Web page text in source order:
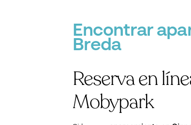
Encontrar
Breda
Reserva en
Mobypark